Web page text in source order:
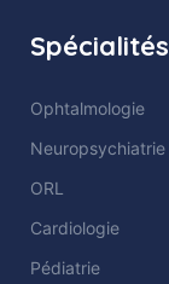
Spécialités
Ophtalmologie
Neuropsychiatrie
ORL
Cardiologie
Pédiatrie